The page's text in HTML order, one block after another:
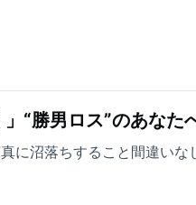
“勝男ロス”のあなた
に沼落ちすること間違いな